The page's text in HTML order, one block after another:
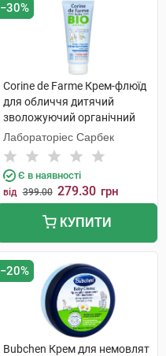
−30%
Corine de Farme Крем-флюїд
для обличчя дитячий
зволожуючий органічний
100 мл 1 туба
Лабораторіес Сарбек
Є в наявності
від 399.00 279.30 грн
КУПИТИ
−20%
Bubchen Крем для немовлят